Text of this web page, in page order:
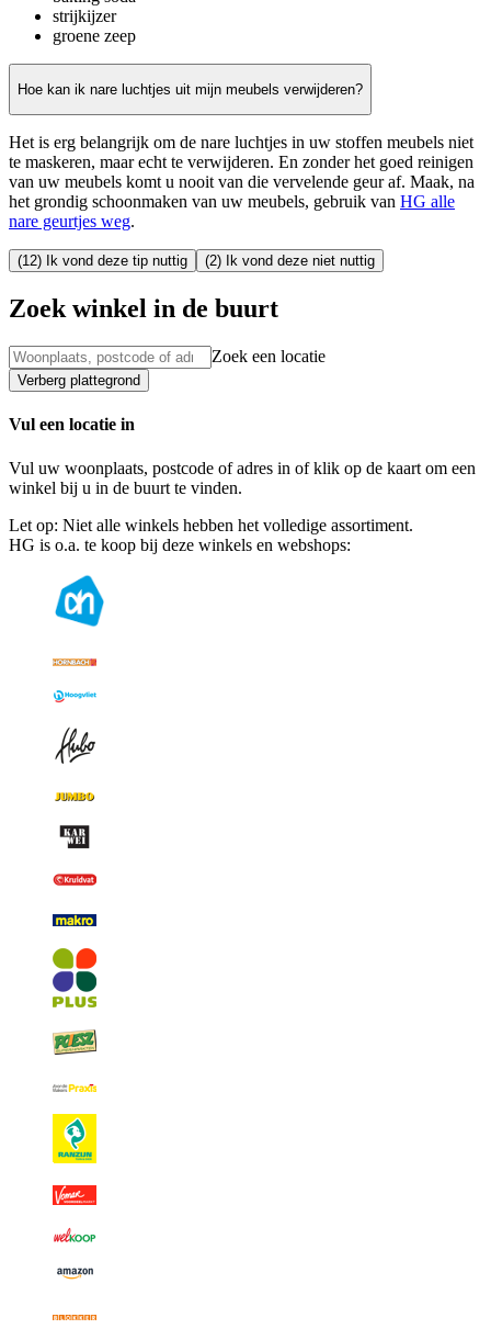
strijkijzer
groene zeep
Hoe kan ik nare luchtjes uit mijn meubels verwijderen?
Het is erg belangrijk om de nare luchtjes in uw stoffen meubels niet
te maskeren, maar echt te verwijderen. En zonder het goed reinigen
van uw meubels komt u nooit van die vervelende geur af. Maak, na
het grondig schoonmaken van uw meubels, gebruik van HG alle
nare geurtjes weg.
(12) Ik vond deze tip nuttig (2) Ik vond deze niet nuttig
Zoek winkel in de buurt
Zoek een locatie
Verberg plattegrond
Vul een locatie in
Vul uw woonplaats, postcode of adres in of klik op de kaart om een
winkel bij u in de buurt te vinden.
Let op: Niet alle winkels hebben het volledige assortiment.
HG is o.a. te koop bij deze winkels en webshops: